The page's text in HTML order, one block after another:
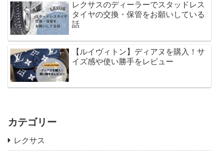
レクサスのディーラーでスタッドレス
タイヤの交換・保管をお願いしている
話
【ルイヴィトン】ディアヌを購入！サ
イズ感や使い勝手をレビュー
カテゴリー
レクサス